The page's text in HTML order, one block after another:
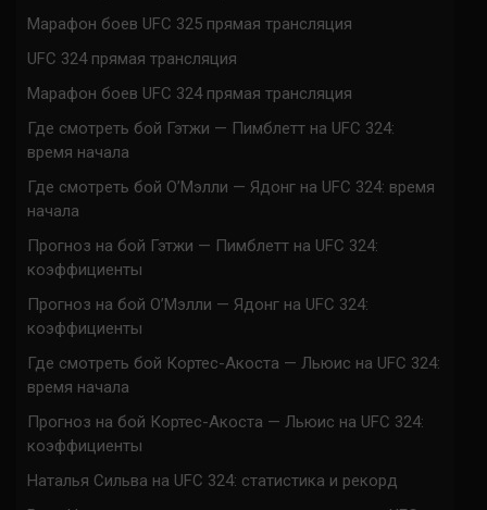
Марафон боев UFC 325 прямая трансляция
UFC 324 прямая трансляция
Марафон боев UFC 324 прямая трансляция
Где смотреть бой Гэтжи — Пимблетт на UFC 324:
время начала
Где смотреть бой О’Мэлли — Ядонг на UFC 324: время
начала
Прогноз на бой Гэтжи — Пимблетт на UFC 324:
коэффициенты
Прогноз на бой О’Мэлли — Ядонг на UFC 324:
коэффициенты
Где смотреть бой Кортес-Акоста — Льюис на UFC 324:
время начала
Прогноз на бой Кортес-Акоста — Льюис на UFC 324:
коэффициенты
Наталья Сильва на UFC 324: статистика и рекорд